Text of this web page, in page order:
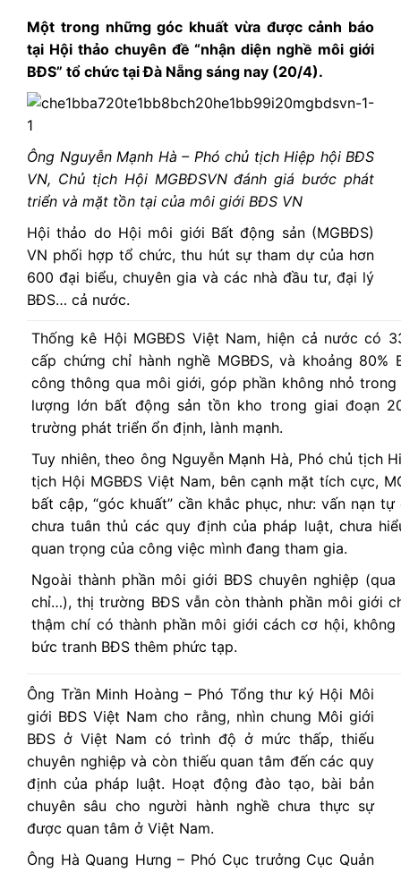
Một trong những góc khuất vừa được cảnh báo
tại Hội thảo chuyên đề “nhận diện nghề môi giới
BĐS” tổ chức tại Đà Nẵng sáng nay (20/4).
Ông Nguyễn Mạnh Hà – Phó chủ tịch Hiệp hội BĐS
VN, Chủ tịch Hội MGBĐSVN đánh giá bước phát
triển và mặt tồn tại của môi giới BĐS VN
Hội thảo do Hội môi giới Bất động sản (MGBĐS)
VN phối hợp tổ chức, thu hút sự tham dự của hơn
600 đại biểu, chuyên gia và các nhà đầu tư, đại lý
BĐS… cả nước.
Thống kê Hội MGBĐS Việt Nam, hiện cả nước có
cấp chứng chỉ hành nghề MGBĐS, và khoảng 80%
công thông qua môi giới, góp phần không nhỏ
lượng lớn bất động sản tồn kho trong giai đoạn
trường phát triển ổn định, lành mạnh.
Tuy nhiên, theo ông Nguyễn Mạnh Hà, Phó chủ tịch
tịch Hội MGBĐS Việt Nam, bên cạnh mặt tích cực,
bất cập, “góc khuất” cần khắc phục, như: vấn nạn
chưa tuân thủ các quy định của pháp luật, chưa
quan trọng của công việc mình đang tham gia.
Ngoài thành phần môi giới BĐS chuyên nghiệp
chỉ…), thị trường BĐS vẫn còn thành phần môi giới
thậm chí có thành phần môi giới cách cơ hội,
bức tranh BĐS thêm phức tạp.
Ông Trần Minh Hoàng – Phó Tổng thư ký Hội Môi
giới BĐS Việt Nam cho rằng, nhìn chung Môi giới
BĐS ở Việt Nam có trình độ ở mức thấp, thiếu
chuyên nghiệp và còn thiếu quan tâm đến các quy
định của pháp luật. Hoạt động đào tạo, bài bản
chuyên sâu cho người hành nghề chưa thực sự
được quan tâm ở Việt Nam.
Ông Hà Quang Hưng – Phó Cục trưởng Cục Quản